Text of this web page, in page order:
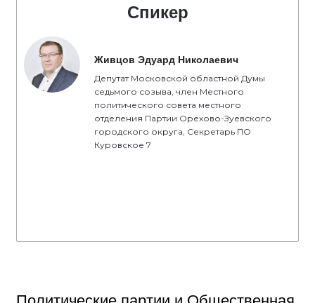
Спикер
Живцов Эдуард Николаевич
Депутат Московской областной Думы
седьмого созыва, член Местного
политического совета местного
отделения Партии Орехово-Зуевского
городского округа, Секретарь ПО
Куровское 7